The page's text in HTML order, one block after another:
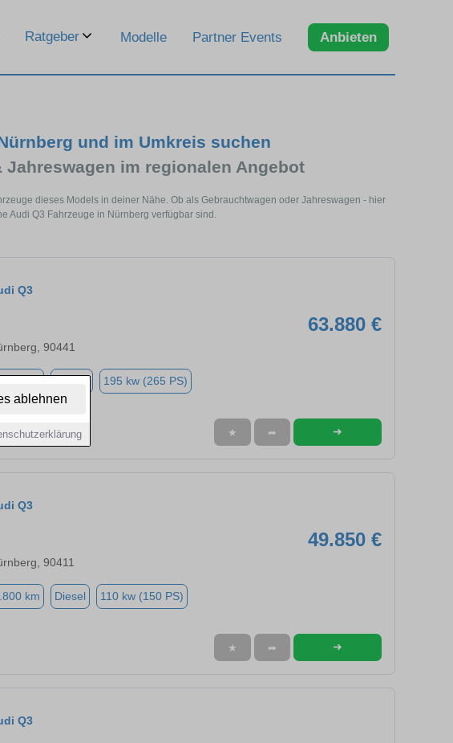
ablehnen
Ratgeber Modelle Partner Events Anbieten
und im Umkreis suchen
Jahreswagen im regionalen Angebot
dieses Models in deiner Nähe. Ob als Gebrauchtwagen oder Jahreswagen - hier
Audi Q3 Fahrzeuge in Nürnberg verfügbar sind.
Q3
63.880 €
90441
195 kw (265 PS)
★ ➦ ➜
Q3
49.850 €
90411
km Diesel 110 kw (150 PS)
★ ➦ ➜
Q3